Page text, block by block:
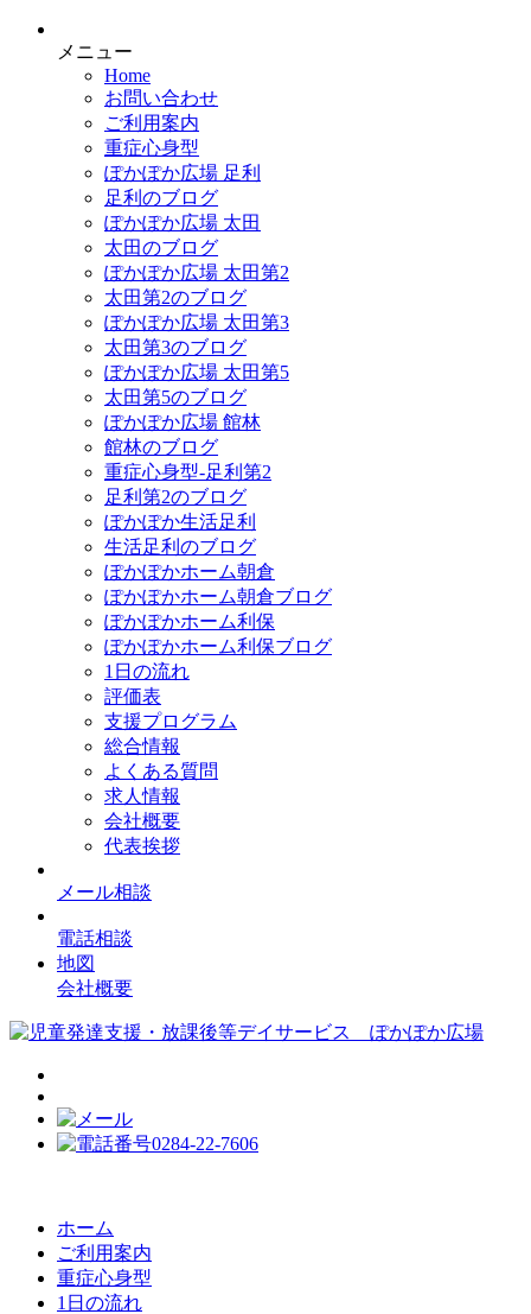
メニュー
Home
お問い合わせ
ご利用案内
重症心身型
ぽかぽか広場 足利
足利のブログ
ぽかぽか広場 太田
太田のブログ
ぽかぽか広場 太田第2
太田第2のブログ
ぽかぽか広場 太田第3
太田第3のブログ
ぽかぽか広場 太田第5
太田第5のブログ
ぽかぽか広場 館林
館林のブログ
重症心身型-足利第2
足利第2のブログ
ぽかぽか生活足利
生活足利のブログ
ぽかぽかホーム朝倉
ぽかぽかホーム朝倉ブログ
ぽかぽかホーム利保
ぽかぽかホーム利保ブログ
1日の流れ
評価表
支援プログラム
総合情報
よくある質問
求人情報
会社概要
代表挨拶
メール相談
電話相談
地図
会社概要
ホーム
ご利用案内
重症心身型
1日の流れ